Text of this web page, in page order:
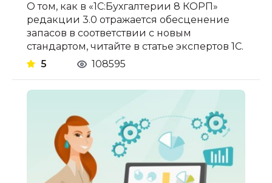
О том, как в «1С:Бухгалтерии 8 КОРП»
редакции 3.0 отражается обесценение
запасов в соответствии с новым
стандартом, читайте в статье экспертов 1С.
5
108595